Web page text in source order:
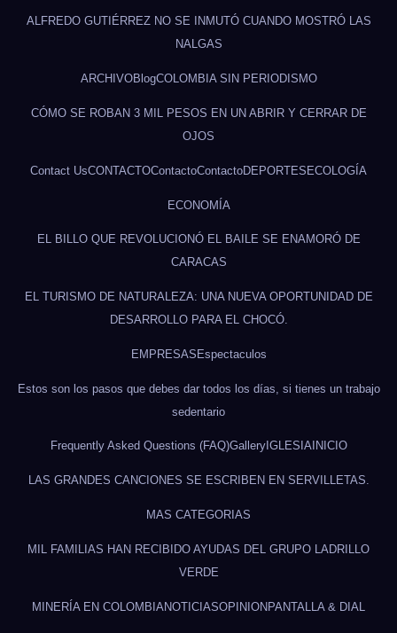
ALFREDO GUTIÉRREZ NO SE INMUTÓ CUANDO MOSTRÓ LAS
NALGAS
ARCHIVOBlogCOLOMBIA SIN PERIODISMO
CÓMO SE ROBAN 3 MIL PESOS EN UN ABRIR Y CERRAR DE
OJOS
Contact UsCONTACTOContactoContactoDEPORTESECOLOGÍA
ECONOMÍA
EL BILLO QUE REVOLUCIONÓ EL BAILE SE ENAMORÓ DE
CARACAS
EL TURISMO DE NATURALEZA: UNA NUEVA OPORTUNIDAD DE
DESARROLLO PARA EL CHOCÓ.
EMPRESASEspectaculos
Estos son los pasos que debes dar todos los días, si tienes un trabajo
sedentario
Frequently Asked Questions (FAQ)GalleryIGLESIAINICIO
LAS GRANDES CANCIONES SE ESCRIBEN EN SERVILLETAS.
MAS CATEGORIAS
MIL FAMILIAS HAN RECIBIDO AYUDAS DEL GRUPO LADRILLO
VERDE
MINERÍA EN COLOMBIANOTICIASOPINIONPANTALLA & DIAL